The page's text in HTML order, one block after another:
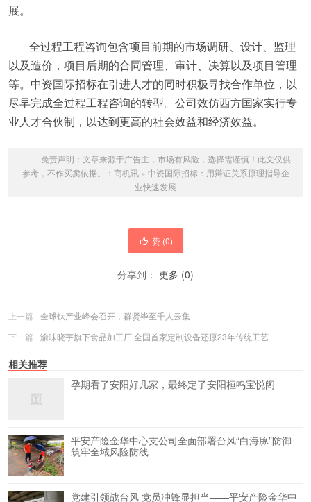
展。
全过程工程咨询包含项目前期的市场调研、设计、监理
以及造价，项目后期的合同管理、审计、决算以及项目管理
等。中资国际招标在引进人才的同时积极寻找合作单位，以
尽早完成全过程工程咨询的转型。公司效仿西方国家实行专
业人才合伙制，以达到更高的社会效益和经济效益。
免责声明：文章来源于广告主，市场有风险，选择需谨慎！此文仅供
参考，不作买卖依据。： 商机讯» 中资国际招标：用辩证关系原理指导企
业快速发展
赞 (0)
分享到： 更多 (0)
上一篇
全球钛产业峰会召开，群贤毕至千人云集
下一篇
渝味晓宇旗下食品加工厂 全国首家定制设备还原23年传统工艺
相关推荐
孕期看了安阳好几家，最终定了安阳桓鸣宝悦阁
平安产险金华中心支公司全面部署台风“白海豚”防御
筑牢全域风险防线
党建引领战台风 党员冲锋显担当——平安产险金华中